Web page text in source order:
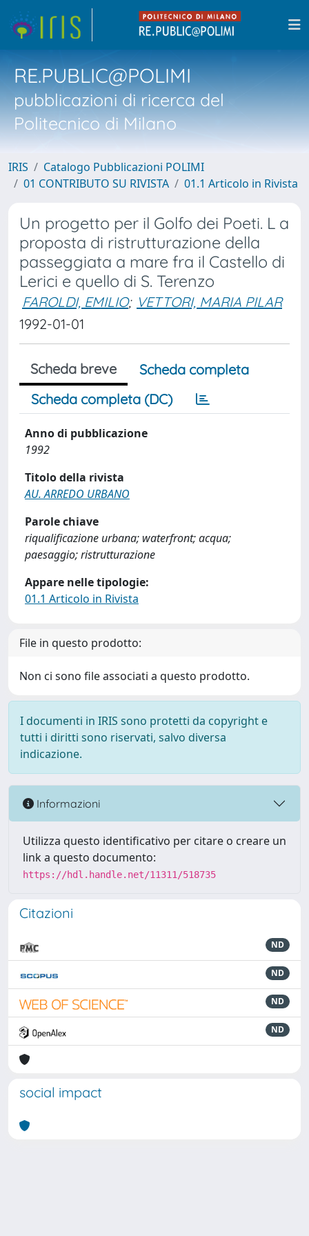
RE.PUBLIC@POLIMI
pubblicazioni di ricerca del
Politecnico di Milano
IRIS
Catalogo Pubblicazioni POLIMI
01 CONTRIBUTO SU RIVISTA
01.1 Articolo in Rivista
Un progetto per il Golfo dei Poeti. L a
proposta di ristrutturazione della
passeggiata a mare fra il Castello di
Lerici e quello di S. Terenzo
FAROLDI, EMILIO; VETTORI, MARIA PILAR
1992-01-01
Scheda breve
Scheda completa
Scheda completa (DC)
Anno di pubblicazione
1992
Titolo della rivista
AU. ARREDO URBANO
Parole chiave
riqualificazione urbana; waterfront; acqua;
paesaggio; ristrutturazione
Appare nelle tipologie:
01.1 Articolo in Rivista
File in questo prodotto:
Non ci sono file associati a questo prodotto.
I documenti in IRIS sono protetti da copyright e
tutti i diritti sono riservati, salvo diversa
indicazione.
Informazioni
Utilizza questo identificativo per citare o creare un
link a questo documento:
https://hdl.handle.net/11311/518735
Citazioni
ND
ND
ND
ND
social impact